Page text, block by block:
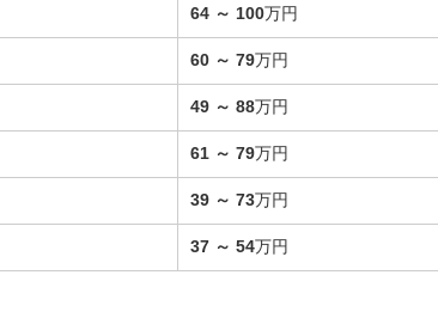
64 ～ 100万円
60 ～ 79万円
49 ～ 88万円
61 ～ 79万円
39 ～ 73万円
37 ～ 54万円